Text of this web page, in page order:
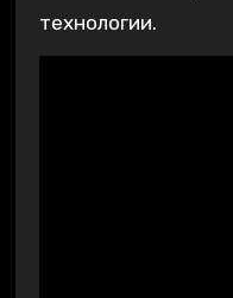
технологии.